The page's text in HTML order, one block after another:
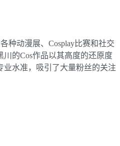
种动漫展、Cosplay比赛和社交
的Cos作品以其高度的还原度
水准，吸引了大量粉丝的关注